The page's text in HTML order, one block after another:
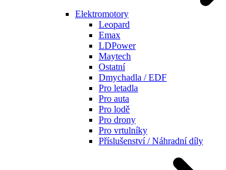
Elektromotory
Leopard
Emax
LDPower
Maytech
Ostatní
Dmychadla / EDF
Pro letadla
Pro auta
Pro lodě
Pro drony
Pro vrtulníky
Příslušenství / Náhradní díly